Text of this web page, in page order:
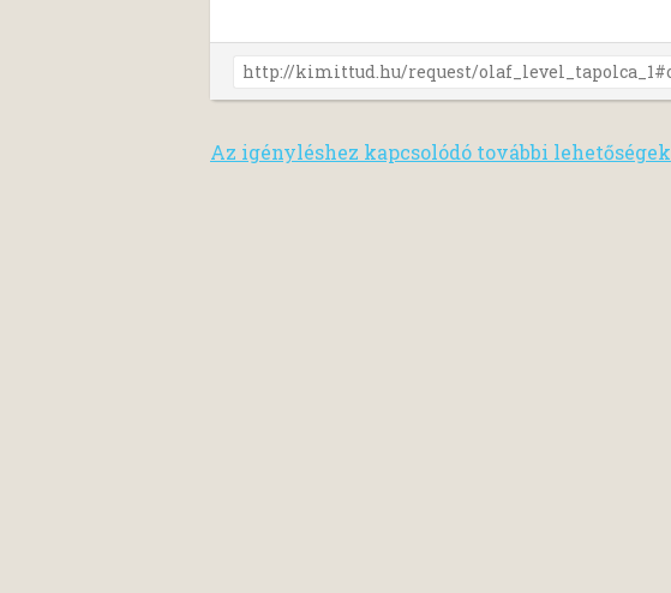
Az igényléshez kapcsolódó további lehetőségek